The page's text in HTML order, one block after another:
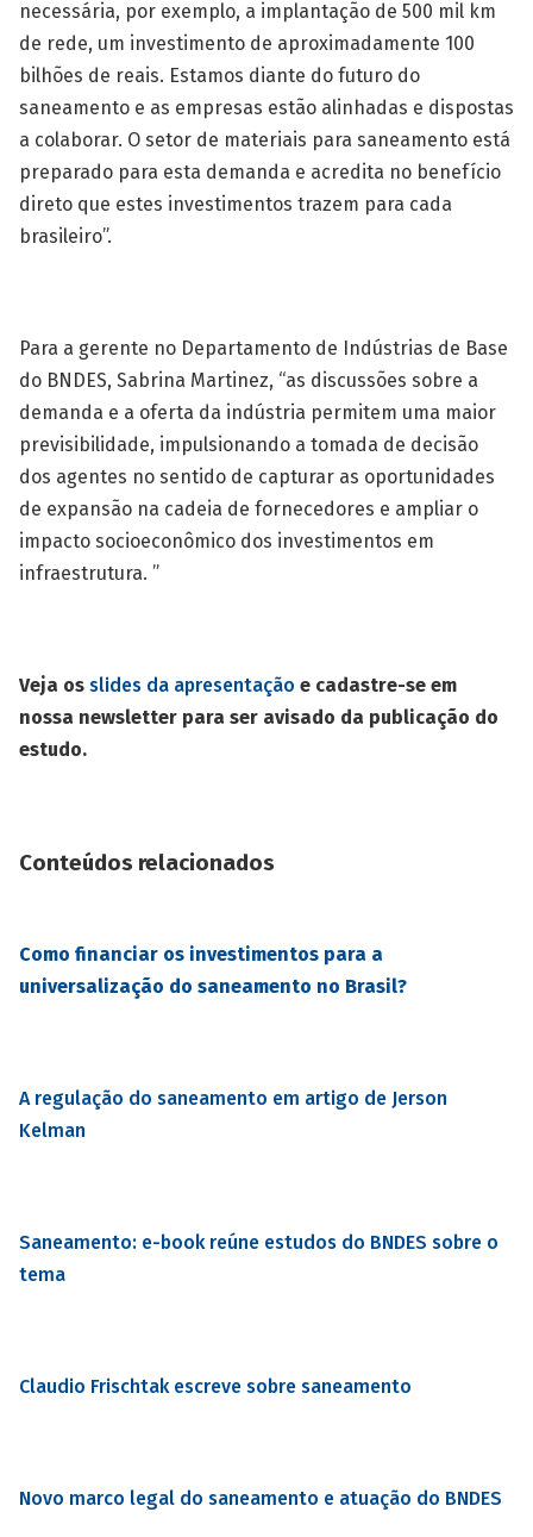
necessária, por exemplo, a implantação de 500 mil km
de rede, um investimento de aproximadamente 100
bilhões de reais. Estamos diante do futuro do
saneamento e as empresas estão alinhadas e dispostas
a colaborar. O setor de materiais para saneamento está
preparado para esta demanda e acredita no benefício
direto que estes investimentos trazem para cada
brasileiro”.
Para a gerente no Departamento de Indústrias de Base
do BNDES, Sabrina Martinez, “as discussões sobre a
demanda e a oferta da indústria permitem uma maior
previsibilidade, impulsionando a tomada de decisão
dos agentes no sentido de capturar as oportunidades
de expansão na cadeia de fornecedores e ampliar o
impacto socioeconômico dos investimentos em
infraestrutura. ”
Veja os slides da apresentação e cadastre-se em
nossa newsletter para ser avisado da publicação do
estudo.
Conteúdos relacionados
Como financiar os investimentos para a
universalização do saneamento no Brasil?
A regulação do saneamento em artigo de Jerson
Kelman
Saneamento: e-book reúne estudos do BNDES sobre o
tema
Claudio Frischtak escreve sobre saneamento
Novo marco legal do saneamento e atuação do BNDES